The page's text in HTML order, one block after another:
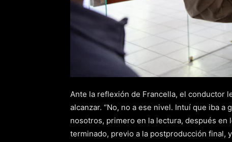
Ante la reflexión de Francella, el conductor
alcanzar. “No, no a ese nivel. Intuí que iba
nosotros, primero en la lectura, después en
terminado, previo a la postproducción final,